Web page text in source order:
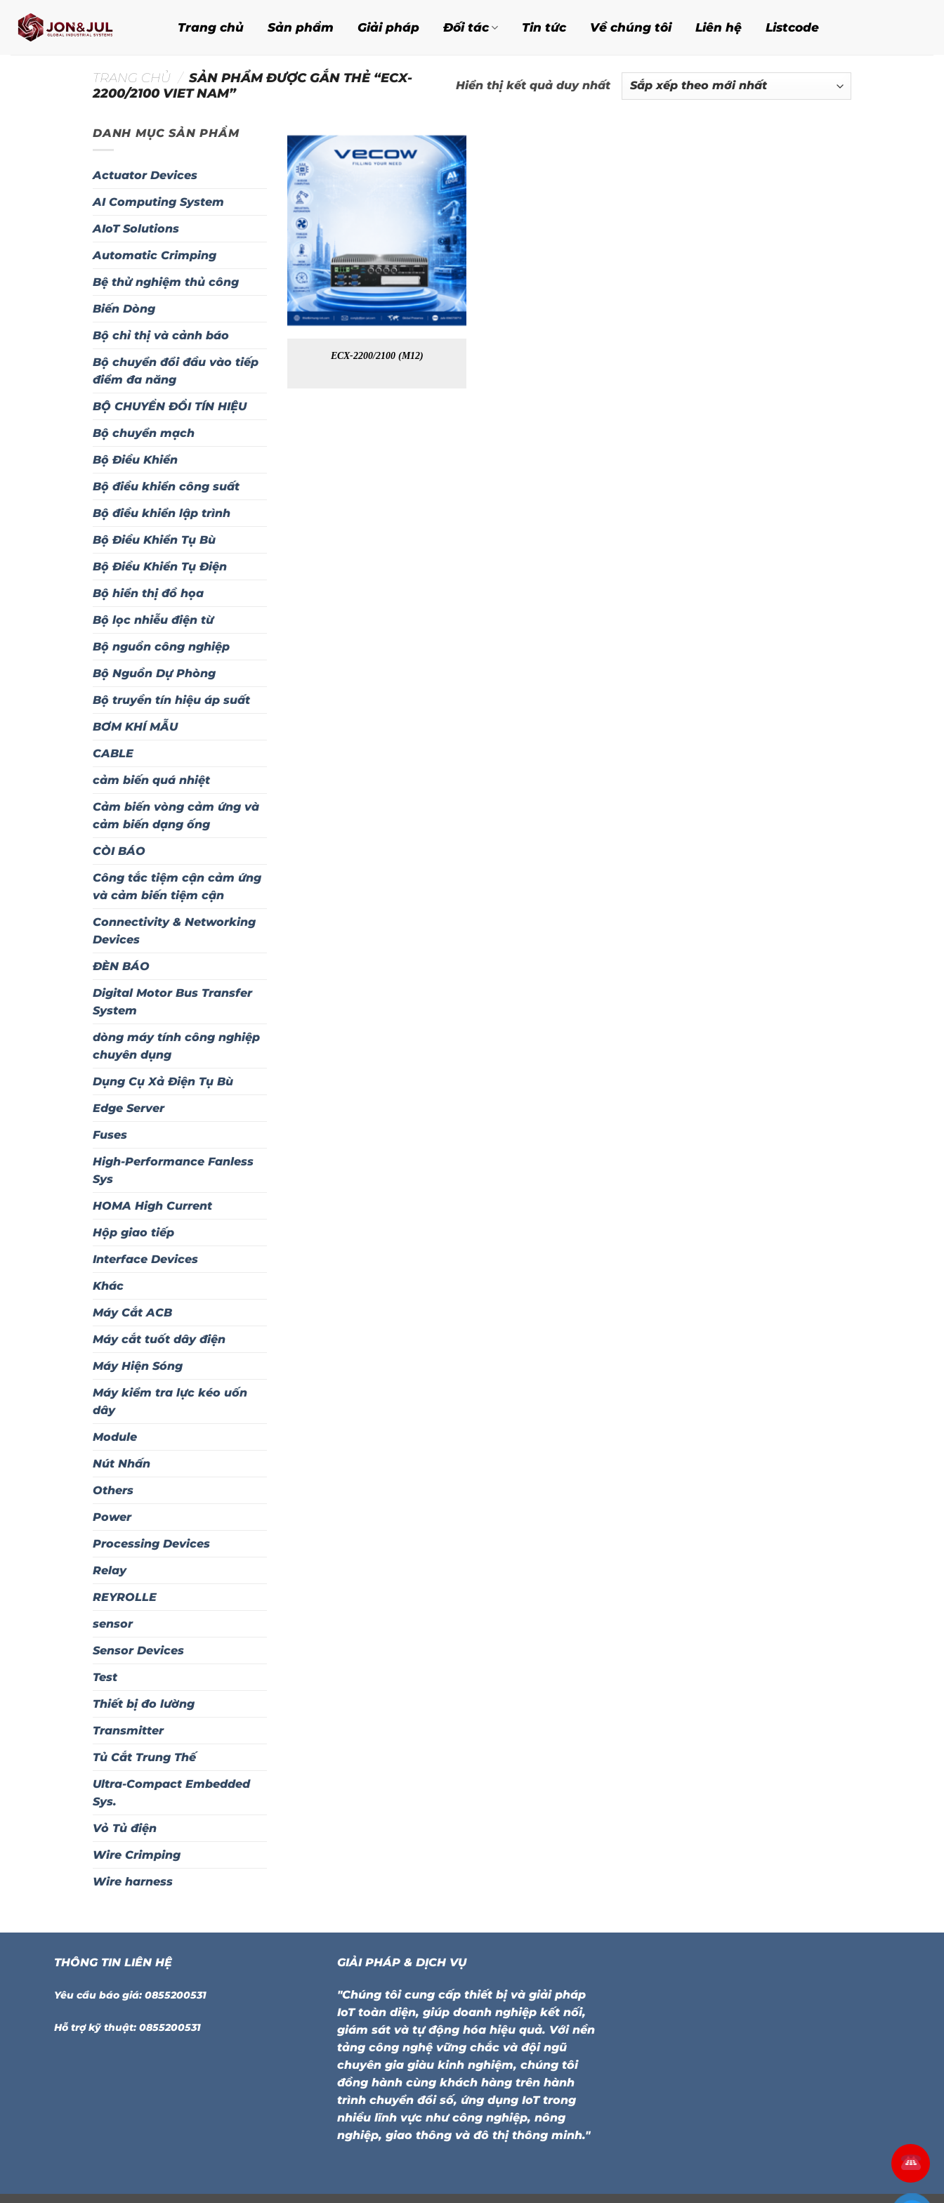
qua
Trang chủ Sản phẩm Giải pháp Đối tác Tin tức Về chúng tôi Liên hệ Listcode
TRANG CHỦ / SẢN PHẨM ĐƯỢC GẮN THẺ “ECX-
2200/2100 VIET NAM”
Hiển thị kết quả duy nhất
DANH MỤC SẢN PHẨM
Actuator Devices
AI Computing System
AIoT Solutions
Automatic Crimping
Bệ thử nghiệm thủ công
Biến Dòng
Bộ chỉ thị và cảnh báo
Bộ chuyển đổi đầu vào tiếp
điểm đa năng
BỘ CHUYỂN ĐỔI TÍN HIỆU
Bộ chuyển mạch
Bộ Điều Khiển
Bộ điều khiển công suất
Bộ điều khiển lập trình
Bộ Điều Khiển Tụ Bù
Bộ Điều Khiển Tụ Điện
Bộ hiển thị đồ họa
Bộ lọc nhiễu điện từ
Bộ nguồn công nghiệp
Bộ Nguồn Dự Phòng
Bộ truyền tín hiệu áp suất
BƠM KHÍ MẪU
CABLE
cảm biến quá nhiệt
Cảm biến vòng cảm ứng và
cảm biến dạng ống
CÒI BÁO
Công tắc tiệm cận cảm ứng
và cảm biến tiệm cận
Connectivity & Networking
Devices
ĐÈN BÁO
Digital Motor Bus Transfer
System
dòng máy tính công nghiệp
chuyên dụng
Dụng Cụ Xả Điện Tụ Bù
Edge Server
Fuses
High-Performance Fanless
Sys
HOMA High Current
Hộp giao tiếp
Interface Devices
Khác
Máy Cắt ACB
Máy cắt tuốt dây điện
Máy Hiện Sóng
Máy kiểm tra lực kéo uốn
dây
Module
Nút Nhấn
Others
Power
Processing Devices
Relay
REYROLLE
sensor
Sensor Devices
Test
Thiết bị đo lường
Transmitter
Tủ Cắt Trung Thế
Ultra-Compact Embedded
Sys.
Vỏ Tủ điện
Wire Crimping
Wire harness
ECX-2200/2100 (M12)
THÔNG TIN LIÊN HỆ
Yêu cầu báo giá: 0855200531
Hỗ trợ kỹ thuật: 0855200531
GIẢI PHÁP & DỊCH VỤ
"Chúng tôi cung cấp thiết bị và giải pháp
IoT toàn diện, giúp doanh nghiệp kết nối,
giám sát và tự động hóa hiệu quả. Với nền
tảng công nghệ vững chắc và đội ngũ
chuyên gia giàu kinh nghiệm, chúng tôi
đồng hành cùng khách hàng trên hành
trình chuyển đổi số, ứng dụng IoT trong
nhiều lĩnh vực như công nghiệp, nông
nghiệp, giao thông và đô thị thông minh."